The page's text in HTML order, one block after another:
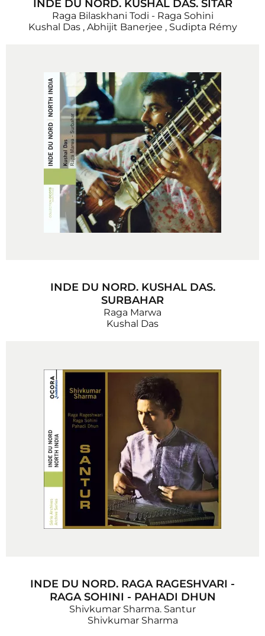
INDE DU NORD. KUSHAL DAS. SITAR
Raga Bilaskhani Todi - Raga Sohini
Kushal Das, Abhijit Banerjee , Sudipta Rémy
INDE DU NORD. KUSHAL DAS.
SURBAHAR
Raga Marwa
Kushal Das
INDE DU NORD. RAGA RAGESHVARI -
RAGA SOHINI - PAHADI DHUN
Shivkumar Sharma. Santur
Shivkumar Sharma